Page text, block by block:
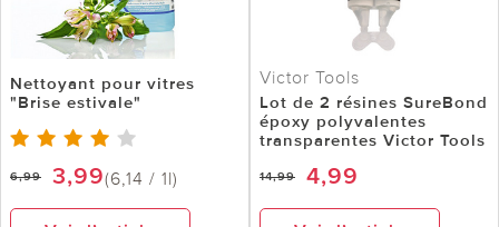
Nettoyant pour vitres
"Brise estivale"
6,99 3,99(6,14 / 1l)
Victor Tools
Lot de 2 résines SureBond
époxy polyvalentes
transparentes Victor Tools
14,99 4,99